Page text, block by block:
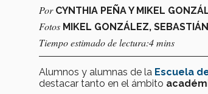
Por CYNTHIA PEÑA Y MIKEL
Fotos MIKEL GONZÁLEZ,
Tiempo estimado de lectura:4 mins
Alumnos y alumnas de la Escuela
destacar tanto en el ámbito